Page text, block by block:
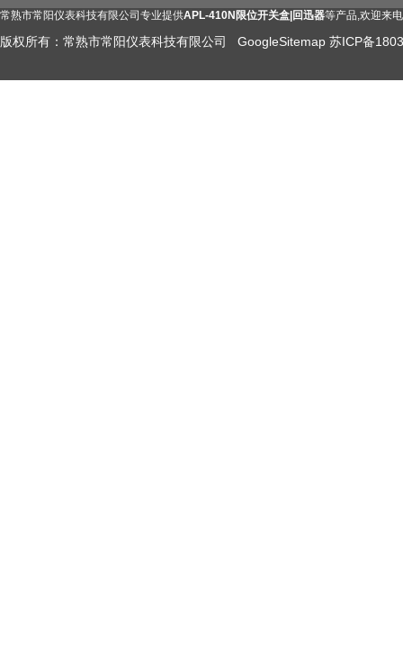
常熟市常阳仪表科技有限公司专业提供APL-410N限位开关盒|回迅器等产品,欢迎来
版权所有：常熟市常阳仪表科技有限公司 GoogleSitemap 苏ICP备